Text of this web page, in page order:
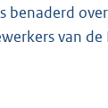
benaderd
van